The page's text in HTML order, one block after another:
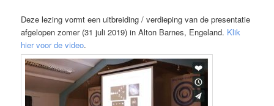
Deze lezing vormt een uitbreiding / verdieping van de presentatie
afgelopen zomer (31 juli 2019) in Alton Barnes, Engeland. Klik
hier voor de video.